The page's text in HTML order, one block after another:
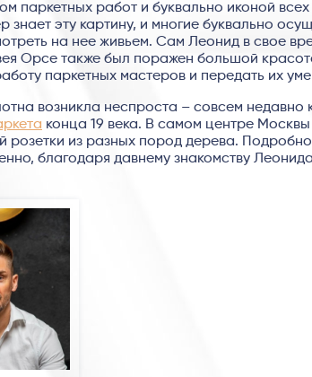
паркетных работ и буквально иконой
эту картину, и многие буквально
на нее живьем. Сам Леонид в свое
Орсе также был поражен большой
паркетных мастеров и передать их
возникла неспроста – совсем
конца 19 века. В самом центре
розетки из разных пород дерева.
благодаря давнему знакомству